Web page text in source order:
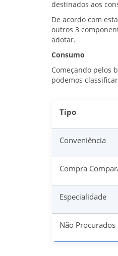
destinados aos
De acordo com
outros 3
adotar.
Consumo
Começando pelos
podemos
Tipo
Conveniência
Compra
Especialidade
Não Procurados